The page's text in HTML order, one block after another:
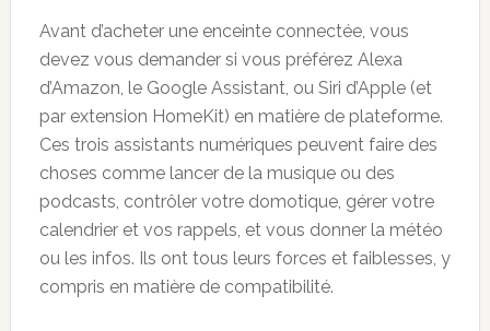
Avant d’acheter une enceinte connectée, vous
devez vous demander si vous préférez Alexa
d’Amazon, le Google Assistant, ou Siri d’Apple (et
par extension HomeKit) en matière de plateforme.
Ces trois assistants numériques peuvent faire des
choses comme lancer de la musique ou des
podcasts, contrôler votre domotique, gérer votre
calendrier et vos rappels, et vous donner la météo
ou les infos. Ils ont tous leurs forces et faiblesses, y
compris en matière de compatibilité.